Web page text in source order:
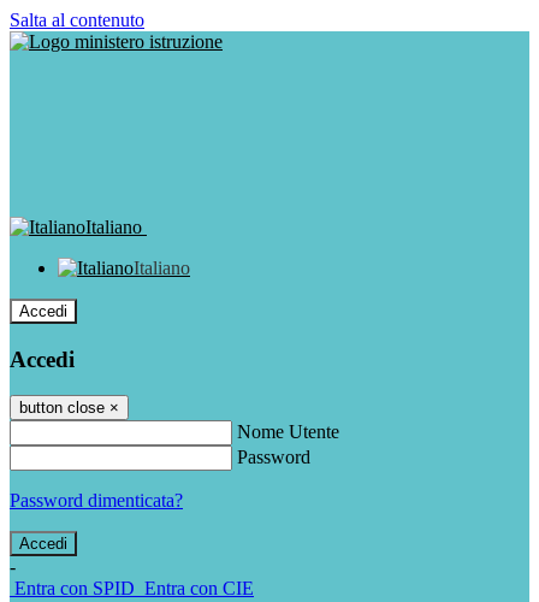
Salta al contenuto
Italiano
Italiano
Accedi
Accedi
button close ×
Nome Utente
Password
Password dimenticata?
-
Entra con SPID Entra con CIE